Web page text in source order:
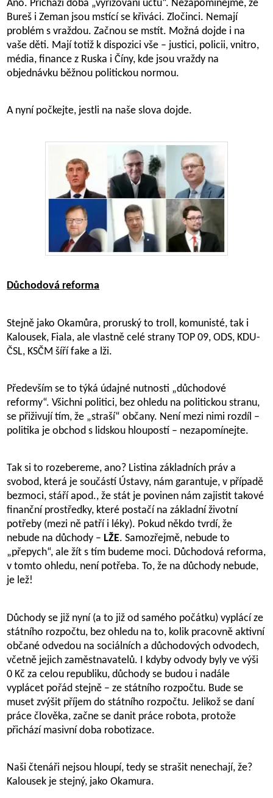
Ano. Přichází doba „vyřizování účtů“. Nezapomínejme, že
Bureš i Zeman jsou mstící se křiváci. Zločinci. Nemají
problém s vraždou. Začnou se mstít. Možná dojde i na
vaše děti. Mají totiž k dispozici vše – justici, policii, vnitro,
média, finance z Ruska i Číny, kde jsou vraždy na
objednávku běžnou politickou normou.
A nyní počkejte, jestli na naše slova dojde.
Důchodová reforma
Stejně jako Okamůra, proruský to troll, komunisté, tak i
Kalousek, Fiala, ale vlastně celé strany TOP 09, ODS, KDU-
ČSL, KSČM šíří fake a lži.
Především se to týká údajné nutnosti „důchodové
reformy“. Všichni politici, bez ohledu na politickou stranu,
se přiživují tím, že „straší“ občany. Není mezi nimi rozdíl –
politika je obchod s lidskou hloupostí – nezapomínejte.
Tak si to rozebereme, ano? Listina základních práv a
svobod, která je součástí Ústavy, nám garantuje, v případě
bezmoci, stáří apod., že stát je povinen nám zajistit takové
finanční prostředky, které postačí na základní životní
potřeby (mezi ně patří i léky). Pokud někdo tvrdí, že
nebude na důchody – LŽE. Samozřejmě, nebude to
„přepych“, ale žít s tím budeme moci. Důchodová reforma,
v tomto ohledu, není potřeba. To, že na důchody nebude,
je lež!
Důchody se již nyní (a to již od samého počátku) vyplácí ze
státního rozpočtu, bez ohledu na to, kolik pracovně aktivní
občané odvedou na sociálních a důchodových odvodech,
včetně jejich zaměstnavatelů. I kdyby odvody byly ve výši
0 Kč za celou republiku, důchody se budou i nadále
vyplácet pořád stejně – ze státního rozpočtu. Bude se
muset zvýšit příjem do státního rozpočtu. Jelikož se daní
práce člověka, začne se danit práce robota, protože
přichází masivní doba robotizace.
Naši čtenáři nejsou hloupí, tedy se strašit nenechají, že?
Kalousek je stejný, jako Okamura.